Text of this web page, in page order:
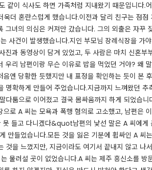
같이 식사도 하면 가족처럼 지내왔기 때문입니다
더 혼란스럽게 했습니다.이전과 달리 친구는 점
그녀의 의심은 커져만 갔습니다. 그의 외출은 자꾸
사건이 발생했습니다.지인 부모님 장례식장을
과 동영상이 담겨 있었고, 두 사람은 마치 신혼부
우리 남편이랑 무슨 이유로 밥을 먹었던 거야?
엔 당황한 듯했지만 내 표정을 확인하는 듯이 본
명확하게 만들어 주었습니다.지금까지 느껴왔던
다툼으로 이어졌고 결국 몸싸움까지 하게 되었습니
로 A 씨는 모욕과 폭행 혐의로 고소했고, 남편은
들고 다니겠다&quot남편의 낯선 말은 A 씨에
만들었습니다.모든 것을 잃은 기분에 휩싸인 A
을 느꼈지만, 지금이라도 여기서 끝내지 않고 나
물러설 곳이 없었습니다.A 씨는 제주 흥신소를